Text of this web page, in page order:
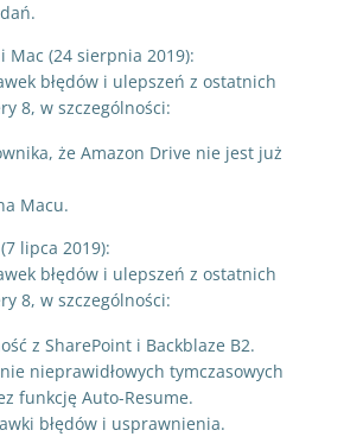
Mac (24 sierpnia 2019):
błędów i ulepszeń z ostatnich
8, w szczególności:
że Amazon Drive nie jest już
Macu.
lipca 2019):
błędów i ulepszeń z ostatnich
8, w szczególności:
z SharePoint i Backblaze B2.
nieprawidłowych tymczasowych
funkcję Auto-Resume.
błędów i usprawnienia.